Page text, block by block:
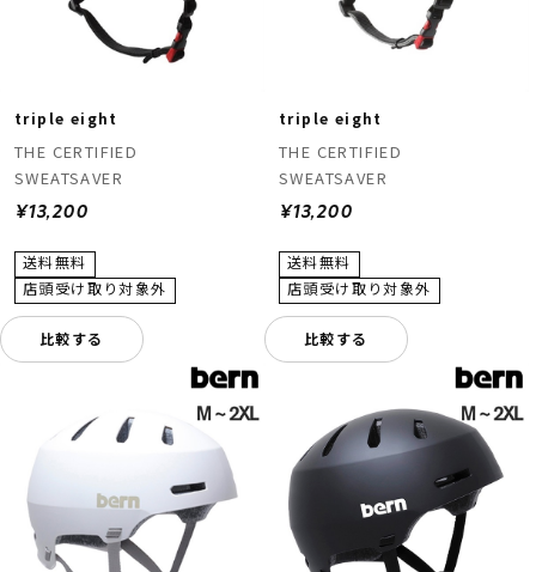
triple eight
THE CERTIFIED
SWEATSAVER
¥13,200
比較する
triple eight
THE CERTIFIED
SWEATSAVER
¥13,200
比較する